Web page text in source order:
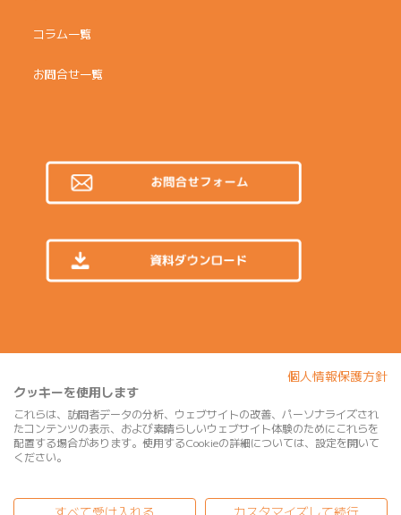
コラム一覧
お問合せ一覧
個人情報保護方針
クッキーを使用します
これらは、訪問者データの分析、ウェブサイトの改善、パーソナライズされ
たコンテンツの表示、および素晴らしいウェブサイト体験のためにこれらを
配置する場合があります。使用するCookieの詳細については、設定を開いて
ください。
すべて受け入れる カスタマイズして続行